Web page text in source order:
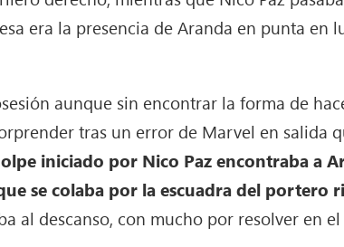
era la presencia de Aranda en punta en
aunque sin encontrar la forma de
tras un error de Marvel en salida
iniciado por Nico Paz encontraba a
se colaba por la escuadra del portero
al descanso, con mucho por resolver en